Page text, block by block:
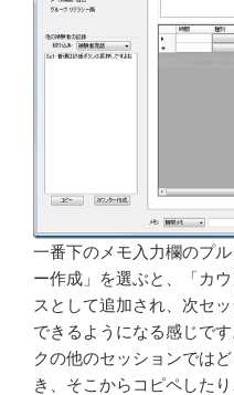
一番下のメモ入力欄のプ
ー作成」を選ぶと、「カ
スとして追加され、次セ
できるようになる感じで
クの他のセッションでは
き、そこからコピペした